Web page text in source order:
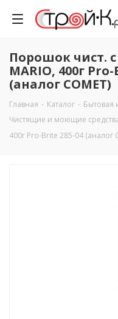
Порошок чист.
MARIO, 400г
(аналог COMET)
Главная - Каталог - Бытовая
Чистящие и моющие
400г Pro-Brite 285-04 (аналог